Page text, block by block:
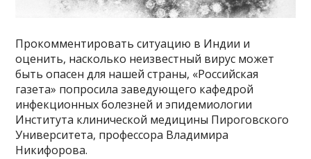
Прокомментировать ситуацию в Индии и
оценить, насколько неизвестный вирус может
быть опасен для нашей страны, «Российская
газета» попросила заведующего кафедрой
инфекционных болезней и эпидемиологии
Института клинической медицины Пироговского
Университета, профессора Владимира
Никифорова.